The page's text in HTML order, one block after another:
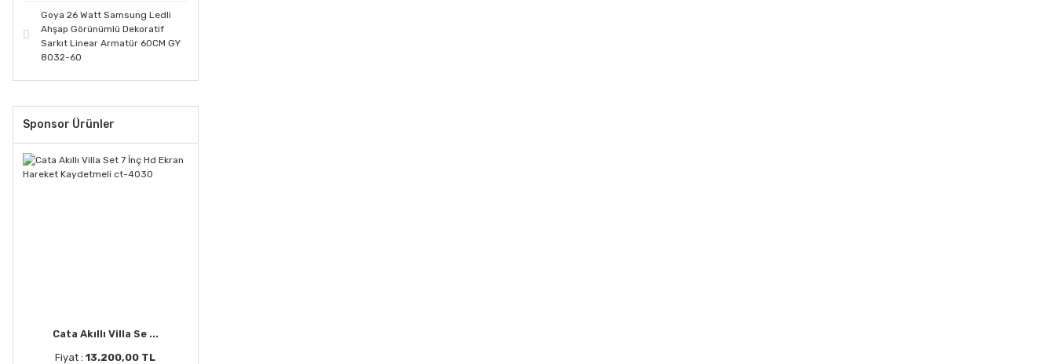
Goya 26 Watt Samsung Ledli
Ahşap Görünümlü Dekoratif
Sarkıt Linear Armatür 60CM GY
8032-60
Sponsor Ürünler
Cata Akıllı Villa Se ...
Fiyat :13.200,00 TL